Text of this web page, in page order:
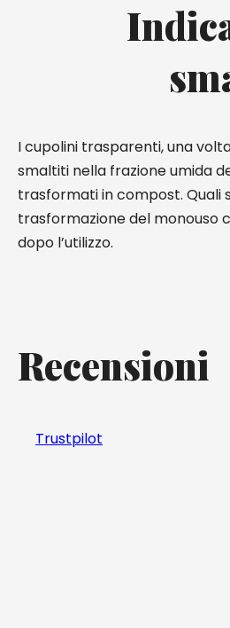
I cupolini trasparenti, una
smaltiti nella frazione umida
trasformati in compost. Quali
trasformazione del monouso
dopo l’utilizzo.
Recensioni
Trustpilot